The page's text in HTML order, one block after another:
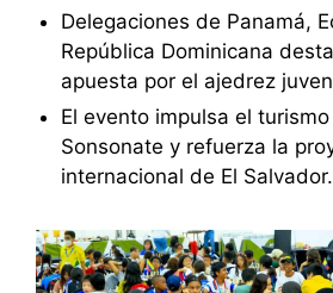
Delegaciones de Panamá,
República Dominicana
apuesta por el ajedrez
El evento impulsa el
Sonsonate y refuerza la
internacional de El Salvador.